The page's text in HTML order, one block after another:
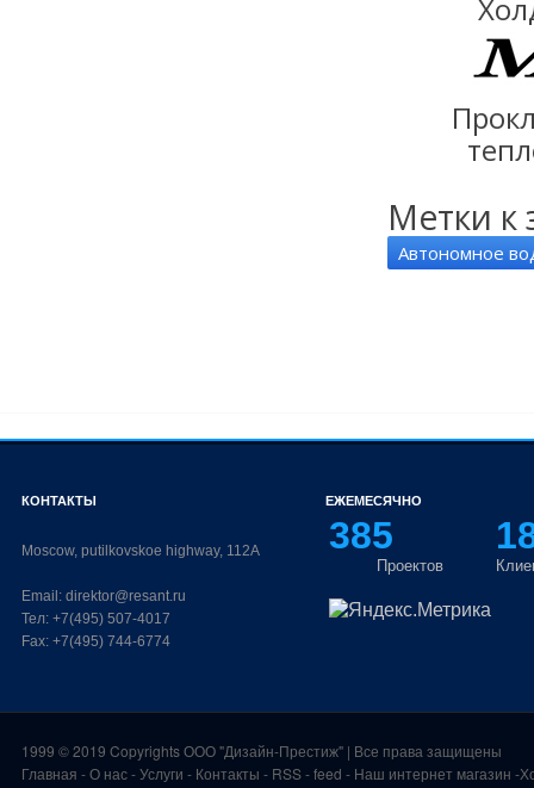
Метки к
Автономное
КОНТАКТЫ
Moscow, putilkovskoe highway, 112A
Email: direktor@resant.ru
Тел: +7(495) 507-4017
Fax: +7(495) 744-6774
ЕЖЕМЕСЯЧНО
385
Проектов
1999 ©2019 CopyrightsООО "Дизайн-Престиж" | Все права защищены
Главная -О нас-Услуги - Контакты - RSS-feed - Наш интернет магазин -